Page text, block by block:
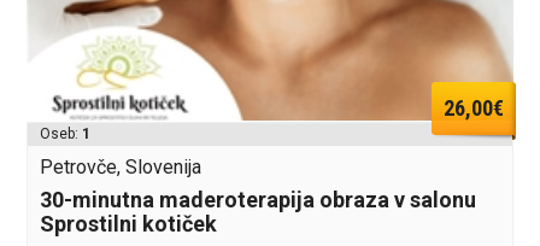
26,00€
Oseb: 1
Petrovče, Slovenija
30-minutna maderoterapija obraza v salonu
Sprostilni kotiček